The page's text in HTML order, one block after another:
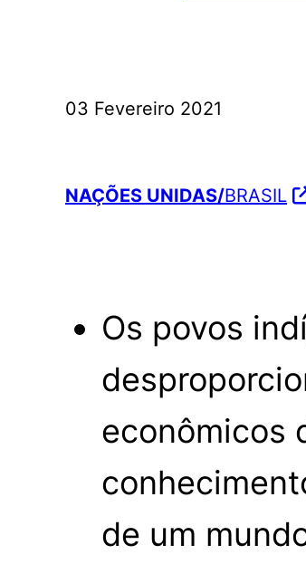
03 Fevereiro 2021
NAÇÕES UNIDAS/BRASIL
Os povos
econômicos
de um